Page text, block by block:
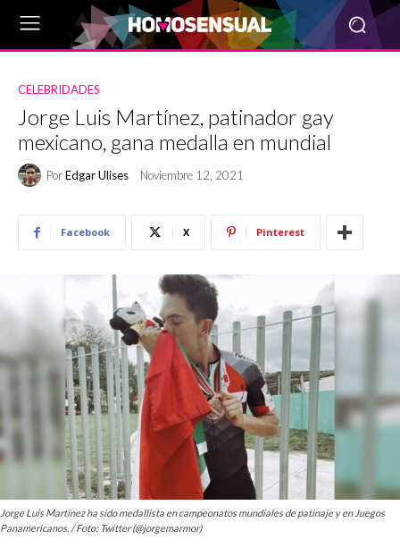
CELEBRIDADES
Jorge Luis Martínez, patinador gay
mexicano, gana medalla en mundial
PorEdgar Ulises Noviembre 12, 2021
Facebook X Pinterest
Jorge Luis Martínez ha sido medallista en campeonatos mundiales de patinaje y en Juegos
Panamericanos. / Foto: Twitter (@jorgemarmor)